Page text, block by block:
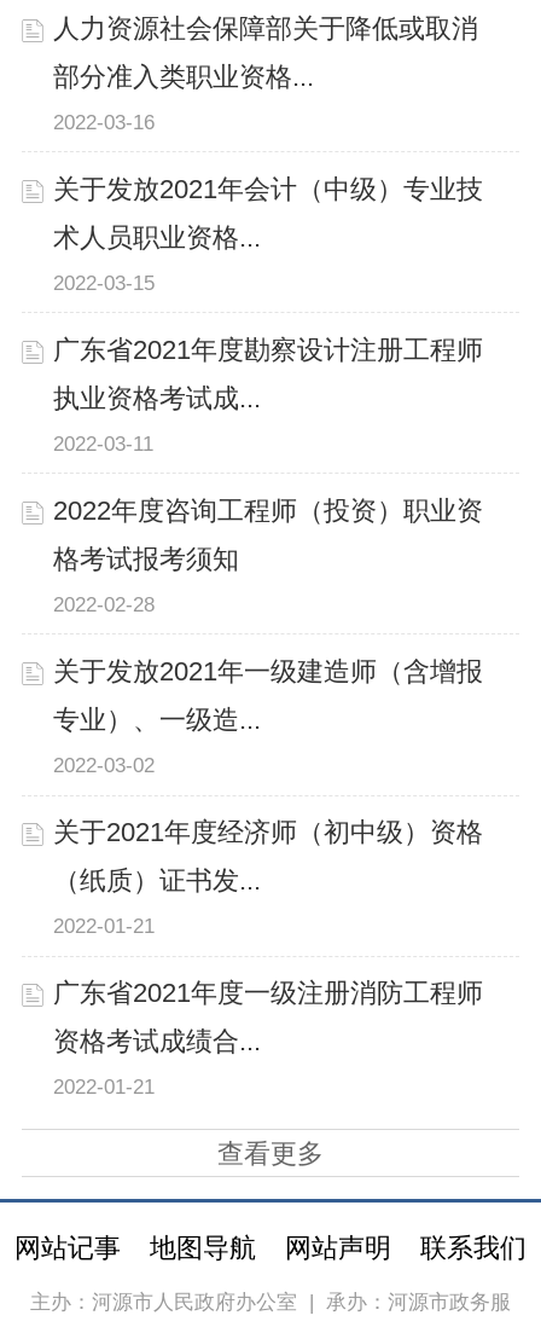
人力资源社会保障部关于降低或取消
部分准入类职业资格...
2022-03-16
关于发放2021年会计（中级）专业技
术人员职业资格...
2022-03-15
广东省2021年度勘察设计注册工程师
执业资格考试成...
2022-03-11
2022年度咨询工程师（投资）职业资
格考试报考须知
2022-02-28
关于发放2021年一级建造师（含增报
专业）、一级造...
2022-03-02
关于2021年度经济师（初中级）资格
（纸质）证书发...
2022-01-21
广东省2021年度一级注册消防工程师
资格考试成绩合...
2022-01-21
查看更多
网站记事 地图导航 网站声明 联系我们
主办：河源市人民政府办公室 承办：河源市政务服